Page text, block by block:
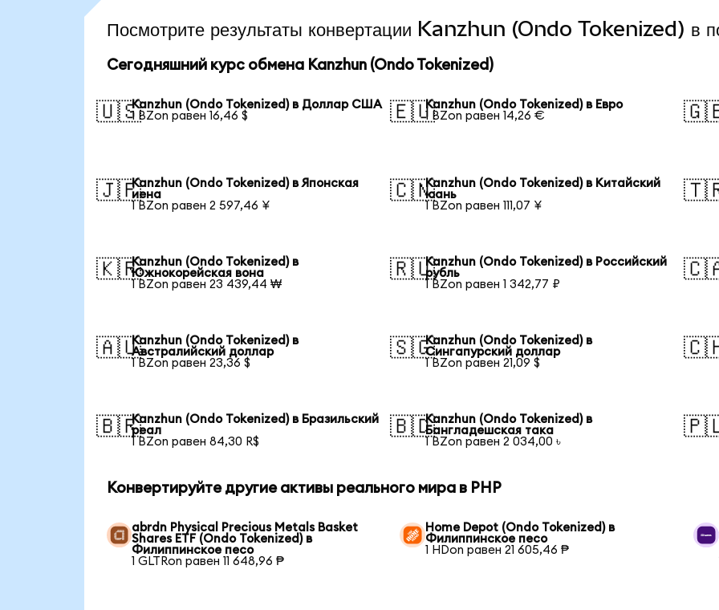
Посмотрите результаты конвертации Kanzhun (Ondo Tokenized) в
Сегодняшний курс обмена Kanzhun (Ondo Tokenized)
🇺🇸Kanzhun (Ondo Tokenized) в Доллар США
1 BZon равен 16,46 $
🇪🇺Kanzhun (Ondo Tokenized) в Евро
1 BZon равен 14,26 €
🇯🇵Kanzhun (Ondo Tokenized) в Японская
иена
1 BZon равен 2 597,46 ¥
🇨🇳Kanzhun (Ondo Tokenized) в Китайский
юань
1 BZon равен 111,07 ¥
🇰🇷Kanzhun (Ondo Tokenized) в
Южнокорейская вона
1 BZon равен 23 439,44 ₩
🇷🇺Kanzhun (Ondo Tokenized) в Российский
рубль
1 BZon равен 1 342,77 ₽
🇦🇺Kanzhun (Ondo Tokenized) в
Австралийский доллар
1 BZon равен 23,36 $
🇸🇬Kanzhun (Ondo Tokenized) в
Сингапурский доллар
1 BZon равен 21,09 $
🇧🇷Kanzhun (Ondo Tokenized) в Бразильский
реал
1 BZon равен 84,30 R$
🇧🇩Kanzhun (Ondo Tokenized) в
Бангладешская така
1 BZon равен 2 034,00 ৳
Конвертируйте другие активы реального мира в PHP
abrdn Physical Precious Metals Basket
Shares ETF (Ondo Tokenized) в
Филиппинское песо
1 GLTRon равен 11 648,96 ₱
Home Depot (Ondo Tokenized) в
Филиппинское песо
1 HDon равен 21 605,46 ₱